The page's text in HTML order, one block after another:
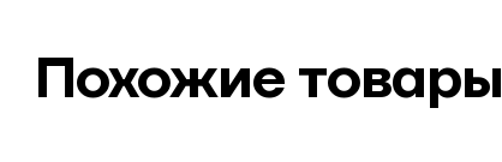
Похожие товары